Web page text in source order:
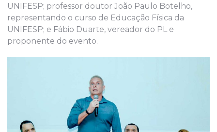
UNIFESP; professor doutor João Paulo Botelho,
representando o curso de Educação Física da
UNIFESP; e Fábio Duarte, vereador do PL e
proponente do evento.